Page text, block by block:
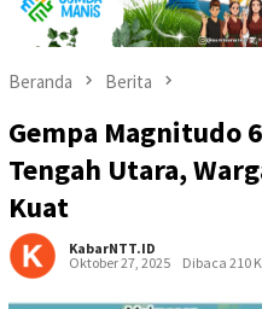
Beranda Berita
Gempa Magnitudo
Tengah Utara,
Kuat
KabarNTT.ID
Oktober 27, 2025
Dibaca 210